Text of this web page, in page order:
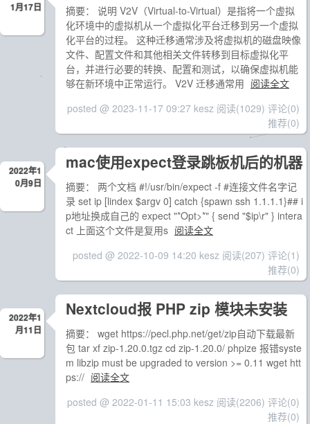
1月17日
摘要： 说明 V2V（Virtual-to-Virtual）是指将一个虚拟
化环境中的虚拟机从一个虚拟化平台迁移到另一个虚拟
化平台的过程。 这种迁移通常涉及将虚拟机的磁盘映像
文件、配置文件和其他相关文件转移到目标虚拟化平
台，并进行必要的转换、配置和测试，以确保虚拟机能
够在新环境中正常运行。 V2V 迁移通常用 阅读全文
posted @ 2023-11-17 09:27 kesz 阅读(1029) 评论(0)
推荐(0)
2022年1
0月9日
mac使用expect登录跳板机后的机器
摘要： 两个文档 #!/usr/bin/expect -f #连接文件名字记
录 set ip [lindex $argv 0] catch {spawn ssh 1.1.1.1}## i
p地址换成自己的 expect "*Opt>*" { send "$ip\r" } intera
ct 上面这个文件是复用s 阅读全文
posted @ 2022-10-09 14:20 kesz 阅读(207) 评论(1)
推荐(0)
2022年1
月11日
Nextcloud报 PHP zip 模块未安装
摘要： wget https://pecl.php.net/get/zip自动下载最新
包 tar xf zip-1.20.0.tgz cd zip-1.20.0/ phpize 报错syste
m libzip must be upgraded to version >= 0.11 wget htt
ps:// 阅读全文
posted @ 2022-01-11 15:03 kesz 阅读(2206) 评论(0)
推荐(0)